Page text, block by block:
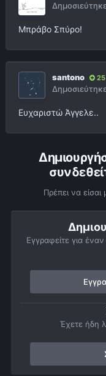
Μπράβο Σπύρο!
santono 25
Ευχαριστώ Άγγελε..
Πρέπει να
Εγγραφείτε για
Έχετε ήδη